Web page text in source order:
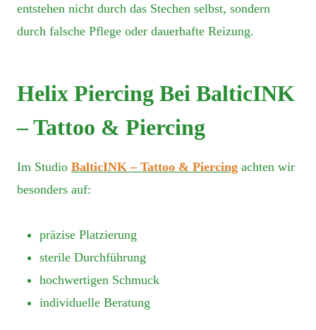
entstehen nicht durch das Stechen selbst, sondern
durch falsche Pflege oder dauerhafte Reizung.
Helix Piercing Bei BalticINK
– Tattoo & Piercing
Im Studio BalticINK – Tattoo & Piercing achten wir
besonders auf:
präzise Platzierung
sterile Durchführung
hochwertigen Schmuck
individuelle Beratung